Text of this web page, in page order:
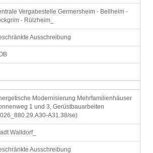
Vergabestelle Germersheim - Bellheim -
- Rülzheim_
Ausschreibung
Modernisierung Mehrfamilienhäuser
1 und 3, Gerüstbauarbeiten
A31.38/se)
Walldorf_
Ausschreibung